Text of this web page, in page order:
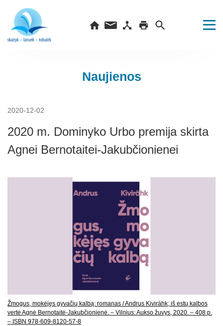
Naujienos
2020-12-02
2020 m. Dominyko Urbo premija skirta
Agnei Bernotaitei-Jakubčionienei
Žmogus, mokėjęs gyvačių kalbą: romanas / Andrus Kivirähk; iš estų kalbos
vertė Agnė Bernotaitė-Jakubčionienė. – Vilnius: Aukso žuvys, 2020. – 408 p.
– ISBN 978-609-8120-57-8